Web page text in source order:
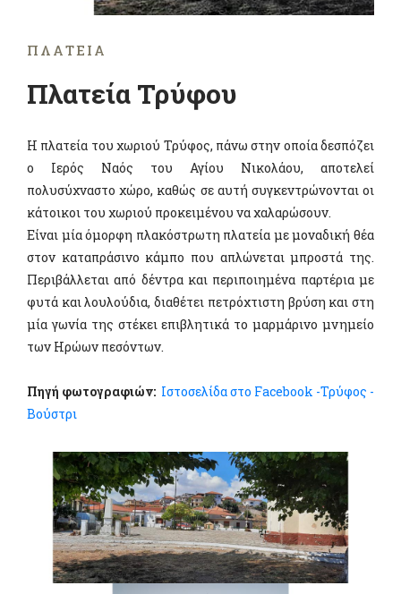
ΠΛΑΤΕΊΑ
Πλατεία Τρύφου
Η πλατεία του χωριού Τρύφος, πάνω στην οποία δεσπόζει
ο Ιερός Ναός του Αγίου Νικολάου, αποτελεί
πολυσύχναστο χώρο, καθώς σε αυτή συγκεντρώνονται οι
κάτοικοι του χωριού προκειμένου να χαλαρώσουν.
Είναι μία όμορφη πλακόστρωτη πλατεία με μοναδική θέα
στον καταπράσινο κάμπο που απλώνεται μπροστά της.
Περιβάλλεται από δέντρα και περιποιημένα παρτέρια με
φυτά και λουλούδια, διαθέτει πετρόχτιστη βρύση και στη
μία γωνία της στέκει επιβλητικά το μαρμάρινο μνημείο
των Ηρώων πεσόντων.
Πηγή φωτογραφιών: Ιστοσελίδα στο Facebook -Τρύφος -
Βούστρι